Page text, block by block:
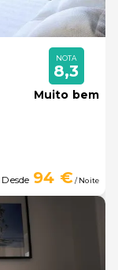
NOTA
8,3
Muito bem
Desde 94 €/ Noite